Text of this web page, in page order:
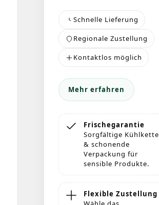
Schnelle Lieferung
Regionale Zustellung
Kontaktlos möglich
Mehr erfahren
Frischegarantie
Sorgfältige Kühlkette
& schonende
Verpackung für
sensible Produkte.
Flexible Zustellung